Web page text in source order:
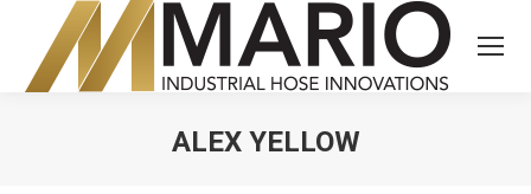
ALEX YELLOW